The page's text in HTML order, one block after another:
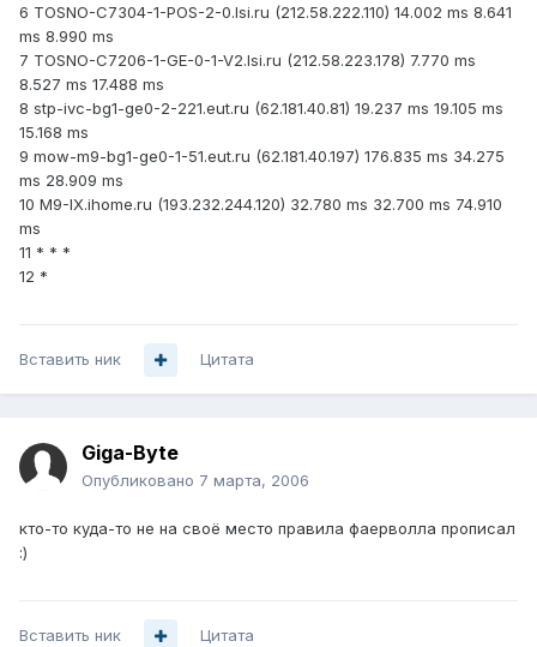
6 TOSNO-C7304-1-POS-2-0.lsi.ru (212.58.222.110) 14.002 ms 8.641
ms 8.990 ms
7 TOSNO-C7206-1-GE-0-1-V2.lsi.ru (212.58.223.178) 7.770 ms
8.527 ms 17.488 ms
8 stp-ivc-bg1-ge0-2-221.eut.ru (62.181.40.81) 19.237 ms 19.105 ms
15.168 ms
9 mow-m9-bg1-ge0-1-51.eut.ru (62.181.40.197) 176.835 ms 34.275
ms 28.909 ms
10 M9-IX.ihome.ru (193.232.244.120) 32.780 ms 32.700 ms 74.910
ms
11 * * *
12 *
Вставить ник Цитата
Giga-Byte
Опубликовано 7 марта, 2006
кто-то куда-то не на своё место правила фаерволла прописал
:)
Вставить ник Цитата